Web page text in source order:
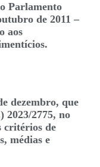
Parlamento
de 2011 –
aos
dezembro, que
2023/2775, no
critérios de
médias e